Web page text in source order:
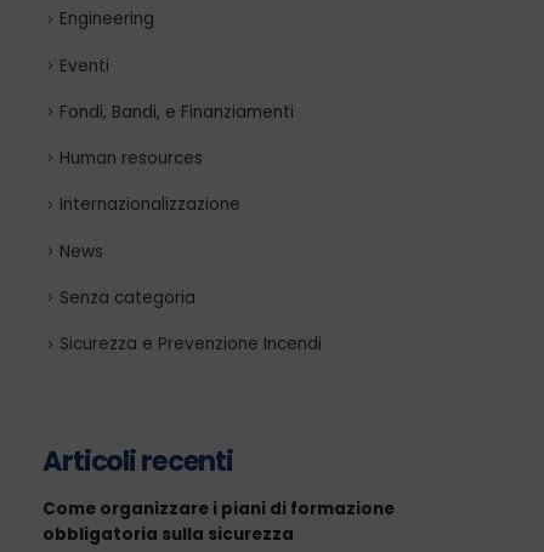
Engineering
Eventi
Fondi, Bandi, e Finanziamenti
Human resources
Internazionalizzazione
News
Senza categoria
Sicurezza e Prevenzione Incendi
Articoli recenti
Come organizzare i piani di formazione
obbligatoria sulla sicurezza